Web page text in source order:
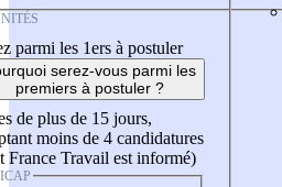
parmi les 1ers à postuler
serez-vous parmi les
premiers à postuler ?
de plus de 15 jours,
moins de 4 candidatures
France Travail est informé)